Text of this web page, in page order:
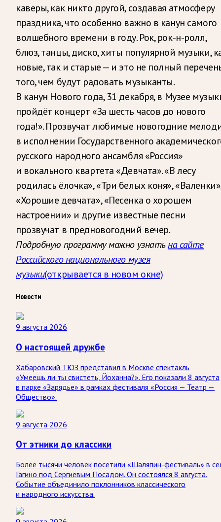
каверы, как никто другой, создавая атмосферу
праздника, что особенно важно в канун самого
волшебного времени в году. Рок, рок-н-ролл,
блюз, танцы, диско, хиты популярной музыки,
новые, так и старые — и это не полный
того, чем будут радовать музыканты.
В канун Нового года, 31 декабря, в Музее
пройдёт концерт «За шесть часов до нового
года!». Прозвучат любимые новогодние
в исполнении Государственного
русского народного ансамбля «Россия»
и вокального квартета «Девчата». «В лесу
родилась ёлочка», «Три белых коня»,
«Хорошие девчата», «Песенка о хорошем
настроении» и другие известные песни
прозвучат в предновогодний вечер.
Подробную программу можно узнатьна сайте
Российского национального музея
музыки(открывается в новом окне)
Новости
9 августа 2026
О настоящей дружбе
Хабаровский ТЮЗ представил в Москве спектакль
«Умеешь ли ты свистеть, Йоханна?». Его показали 8 августа
в парке «Зарядье» в рамках фестиваля «Россия — Театр —
Общество».
9 августа 2026
От этники до классики
Более тысячи человек посетили «Шаляпин-фестиваль» в
Гагино под Сергиевым Посадом. Он состоялся 8 августа.
Событие объединило поклонников классического
и народного искусства.